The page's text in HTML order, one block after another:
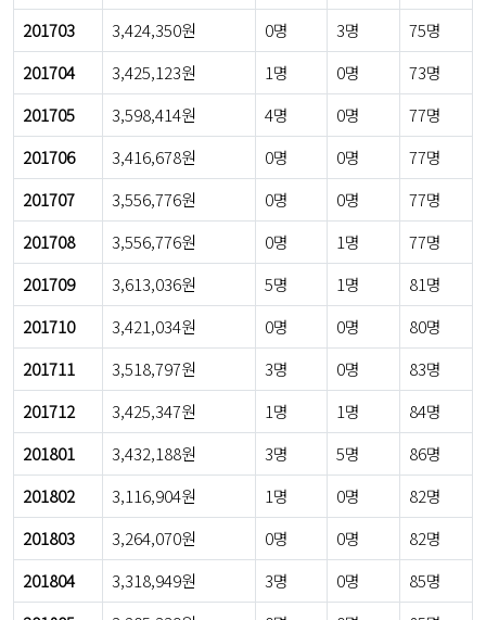
201703
3,424,350원 0명 3명
75명
201704
3,425,123원 1명 0명
73명
201705
3,598,414원 4명 0명
77명
201706
3,416,678원 0명 0명
77명
201707
3,556,776원 0명 0명
77명
201708
3,556,776원 0명 1명
77명
201709
3,613,036원 5명 1명
81명
201710
3,421,034원 0명 0명
80명
201711
3,518,797원 3명 0명
83명
201712
3,425,347원 1명 1명
84명
201801
3,432,188원 3명 5명
86명
201802
3,116,904원 1명 0명
82명
201803
3,264,070원 0명 0명
82명
201804
3,318,949원 3명 0명
85명